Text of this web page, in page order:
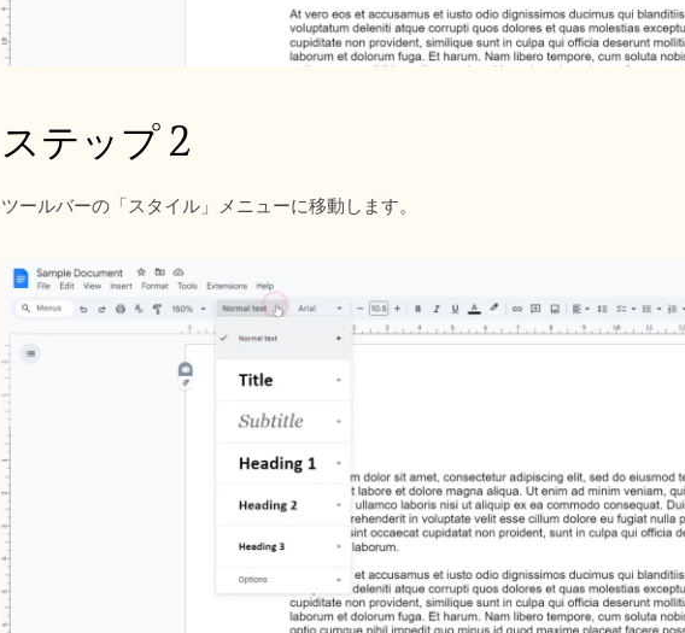
ステップ 2
ツールバーの「スタイル」メニューに移動します。